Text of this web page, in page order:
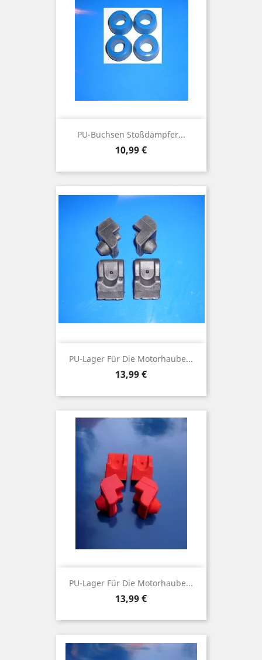
PU-Buchsen Stoßdämpfer...
Preis
10,99 €
PU-Lager Für Die Motorhaube...
Preis
13,99 €
PU-Lager Für Die Motorhaube...
Preis
13,99 €